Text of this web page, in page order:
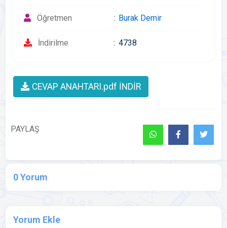
Öğretmen Burak Demir
İndirilme 4738
CEVAP ANAHTARI.pdf İNDİR
PAYLAŞ
0 Yorum
Yorum Ekle